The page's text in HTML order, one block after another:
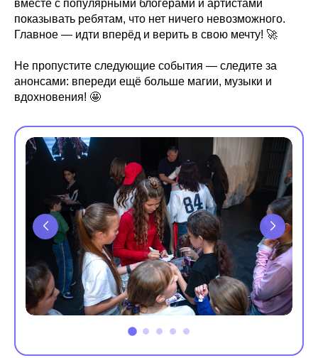
вместе с популярными блогерами и артистами
показывать ребятам, что нет ничего невозможного.
Главное — идти вперёд и верить в свою мечту! 🚀
Не пропустите следующие события — следите за
анонсами: впереди ещё больше магии, музыки и
вдохновения! 🤩